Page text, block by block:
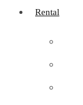
Rental